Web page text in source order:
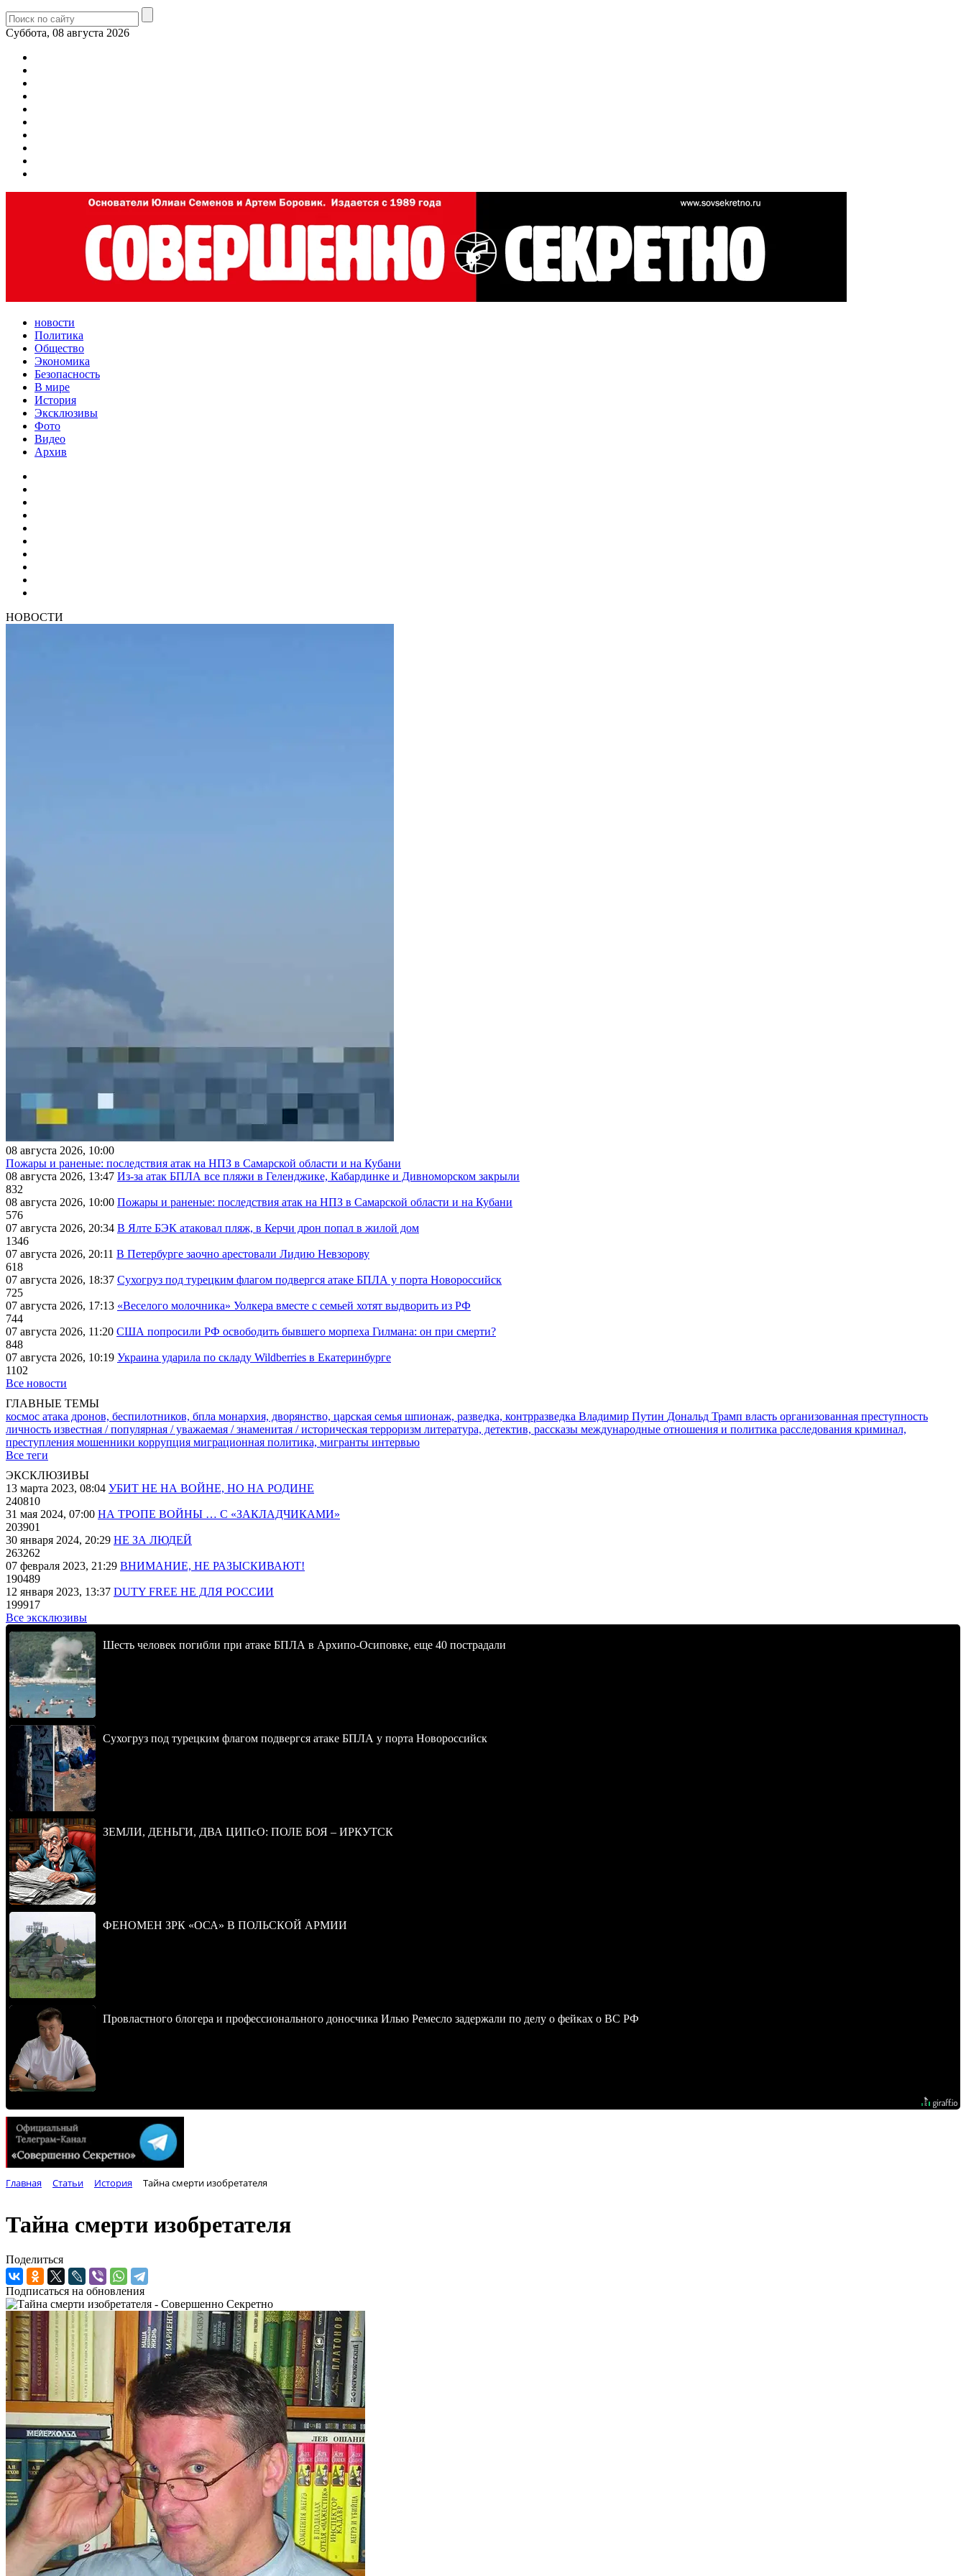
Суббота, 08 августа 2026
новости
Политика
Общество
Экономика
Безопасность
В мире
История
Эксклюзивы
Фото
Видео
Архив
НОВОСТИ
08 августа 2026, 10:00
Пожары и раненые: последствия атак на НПЗ в Самарской области и на Кубани
08 августа 2026, 13:47 Из-за атак БПЛА все пляжи в Геленджике, Кабардинке и Дивноморском закрыли
832
08 августа 2026, 10:00 Пожары и раненые: последствия атак на НПЗ в Самарской области и на Кубани
576
07 августа 2026, 20:34 В Ялте БЭК атаковал пляж, в Керчи дрон попал в жилой дом
1346
07 августа 2026, 20:11 В Петербурге заочно арестовали Лидию Невзорову
618
07 августа 2026, 18:37 Сухогруз под турецким флагом подвергся атаке БПЛА у порта Новороссийск
725
07 августа 2026, 17:13 «Веселого молочника» Уолкера вместе с семьей хотят выдворить из РФ
744
07 августа 2026, 11:20 США попросили РФ освободить бывшего морпеха Гилмана: он при смерти?
848
07 августа 2026, 10:19 Украина ударила по складу Wildberries в Екатеринбурге
1102
Все новости
ГЛАВНЫЕ ТЕМЫ
космос атака дронов, беспилотников, бпла монархия, дворянство, царская семья шпионаж, разведка, контрразведка Владимир Путин Дональд Трамп власть организованная преступность
личность известная / популярная / уважаемая / знаменитая / историческая терроризм литература, детектив, рассказы международные отношения и политика расследования криминал,
преступления мошенники коррупция миграционная политика, мигранты интервью
Все теги
ЭКСКЛЮЗИВЫ
13 марта 2023, 08:04 УБИТ НЕ НА ВОЙНЕ, НО НА РОДИНЕ
240810
31 мая 2024, 07:00 НА ТРОПЕ ВОЙНЫ … С «ЗАКЛАДЧИКАМИ»
203901
30 января 2024, 20:29 НЕ ЗА ЛЮДЕЙ
263262
07 февраля 2023, 21:29 ВНИМАНИЕ, НЕ РАЗЫСКИВАЮТ!
190489
12 января 2023, 13:37 DUTY FREE НЕ ДЛЯ РОССИИ
199917
Все эксклюзивы
Шесть человек погибли при атаке БПЛА в Архипо-Осиповке, еще 40 пострадали
Сухогруз под турецким флагом подвергся атаке БПЛА у порта Новороссийск
ЗЕМЛИ, ДЕНЬГИ, ДВА ЦИПсО: ПОЛЕ БОЯ – ИРКУТСК
ФЕНОМЕН ЗРК «ОСА» В ПОЛЬСКОЙ АРМИИ
Провластного блогера и профессионального доносчика Илью Ремесло задержали по делу о фейках о ВС РФ
Главная Статьи История Тайна смерти изобретателя
Тайна смерти изобретателя
Поделиться
Подписаться на обновления